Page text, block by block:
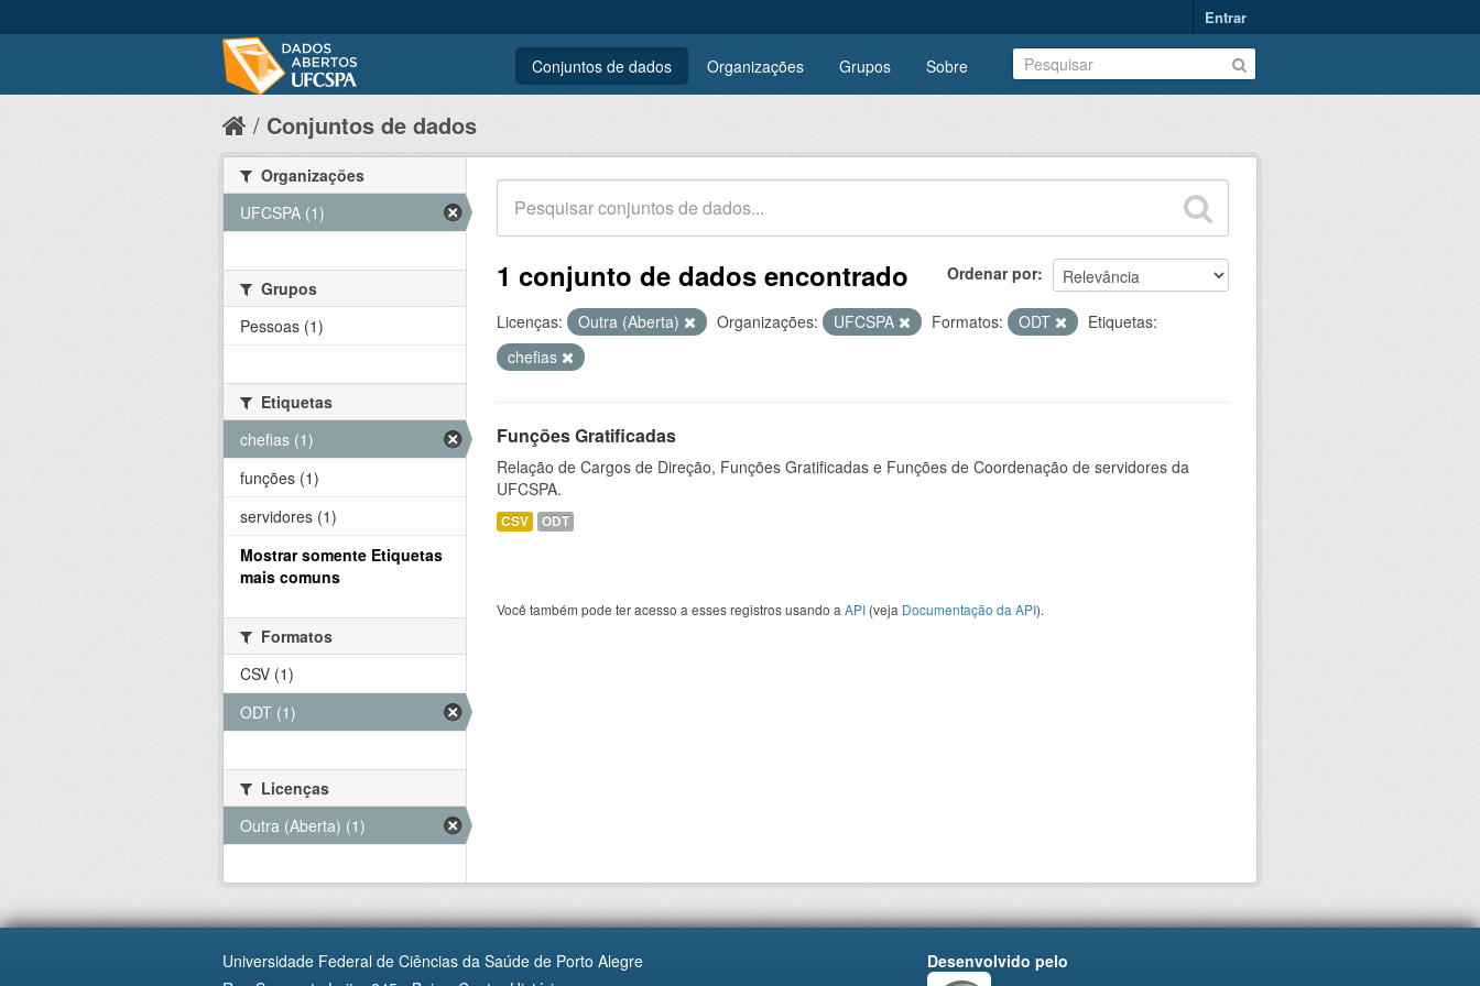
Entrar
Conjuntos de dados Organizações Grupos Sobre
Conjuntos de dados
Ordenar por
1 conjunto de dados encontrado
Licenças: Outra (Aberta) Organizações: UFCSPA Formatos: ODT
Etiquetas:
chefias
Funções Gratificadas
Relação de Cargos de Direção, Funções Gratificadas e Funções de Coordenação de servidores da
UFCSPA.
CSV ODT
Você também pode ter acesso a esses registros usando a API (veja Documentação da API).
Organizações
UFCSPA (1)
Grupos
Pessoas (1)
Etiquetas
chefias (1)
funções (1)
servidores (1)
Mostrar somente Etiquetas
mais comuns
Formatos
CSV (1)
ODT (1)
Licenças
Outra (Aberta) (1)
Universidade Federal de Ciências da Saúde de Porto Alegre
Desenvolvido pelo